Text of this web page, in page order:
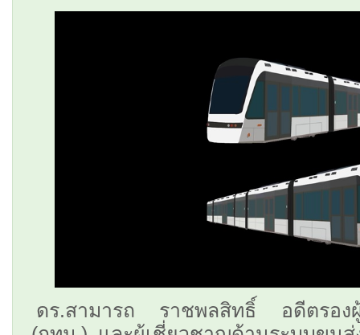
ดร.สามารถ ราชพลสิทธิ์ อดีตรองผู้